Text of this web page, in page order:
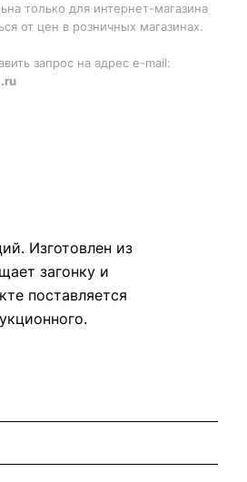
только для интернет-магазина
от цен в розничных магазинах.
запрос на адрес e-mail:
Изготовлен из
загонку и
поставляется